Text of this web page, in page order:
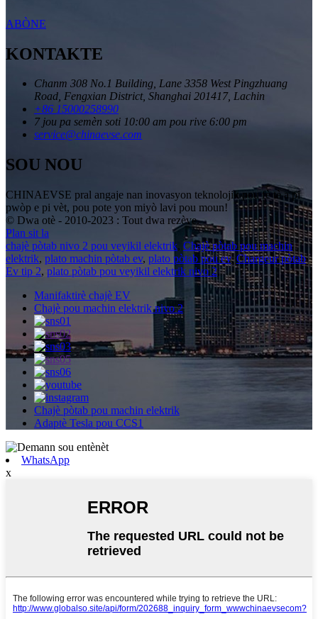
ABÒNE
KONTAKTE
Chanm 308 No.1 Building, Lane 3358 West Pingzhuang
Road, Fengxian District, Shanghai 201417, Lachin
+86 15000258990
7 jou pa semèn soti 10:00 am pou rive 6:00 pm
service@chinaevse.com
SOU NOU
CHINAEVSE pral angaje nan inovasyon teknolojik pou fè tè a pi
pwòp e pi vèt, pou pote yon miyò lavi pou moun!
© Dwa otè - 2010-2023 : Tout dwa rezève.
Plan sit la
chajè pòtab nivo 2 pou veyikil elektrik, Chajè pòtab pou machin
elektrik, plato machin pòtab ev, plato pòtab pou ev,Chargeur pòtab
Ev tip 2, plato pòtab pou veyikil elektrik nivo 2,
Manifaktirè chajè EV
Chajè pou machin elektrik nivo 2
Chajè pòtab pou machin elektrik
Adaptè Tesla pou CCS1
WhatsApp
x